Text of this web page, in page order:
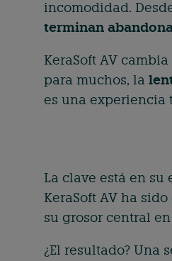
incomodidad.
terminan
KeraSoft AV
para muchos, la
es una experiencia
La clave está en
KeraSoft AV ha
su grosor central
¿El resultado? Una